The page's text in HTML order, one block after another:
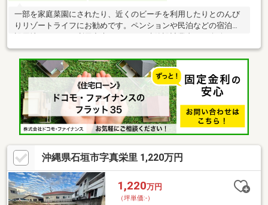
一部を家庭菜園にされたり、近くのビーチを利用したりとのんび
りリゾートライフにお勧めです。ペンションや民泊などの宿泊施
設用地としてもご利用出来そうです。建築設計業者ご紹介致しま
すのでお気軽にお問合せ下さい。
沖縄県石垣市字真栄里 1,220万円
1,220万円
（坪単価:-）